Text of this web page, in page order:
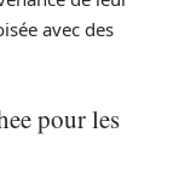
avec des
pour les